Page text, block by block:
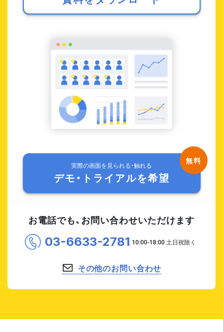
実際の画面を見られる・触れる
デモ・トライアルを希望
お電話でも、お問い合わせいただけます
03-6633-2781
その他のお問い合わせ